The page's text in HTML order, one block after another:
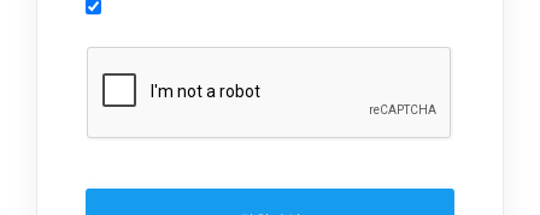
웹사이트, 관련 소프트웨어 및 장비 등을 통하여
제공하는 "사이드톡" 서비스와 관련하여 회사와
사항을 규정함을 목적으로 합니다.
인, 이용자 식별, 회원탈퇴 의사의 확인
2. 약관 위반 행위 등을 포함하여 서비스의 원활
한 운영에 지장을 주는 행위에 대한 방지 및 제
재, 계정도용 방지, 약관 개정 등의 고지사항 전
달, 분쟁조정을 위한 기록 보존, 민원처리 등 이
3. 서비스 이용기록과 접속 빈도 분석, 서비스 이